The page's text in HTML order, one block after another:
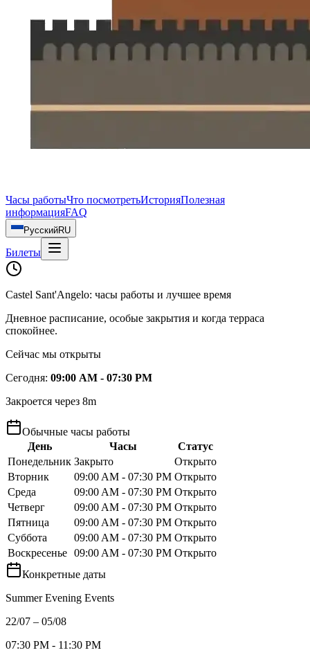
Часы работыЧто посмотретьИсторияПолезная
информацияFAQ
РусскийRU
Билеты
Castel Sant'Angelo: часы работы и лучшее время
Дневное расписание, особые закрытия и когда терраса
спокойнее.
Сейчас мы открыты
Сегодня: 09:00 AM - 07:30 PM
Закроется через 8m
Обычные часы работы
День
Часы
Статус
Понедельник Закрыто
Открыто
Вторник
09:00 AM - 07:30 PM Открыто
Среда
09:00 AM - 07:30 PM Открыто
Четверг
09:00 AM - 07:30 PM Открыто
Пятница
09:00 AM - 07:30 PM Открыто
Суббота
09:00 AM - 07:30 PM Открыто
Воскресенье 09:00 AM - 07:30 PM Открыто
Конкретные даты
Summer Evening Events
22/07 – 05/08
07:30 PM - 11:30 PM